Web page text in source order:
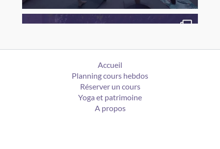
Accueil
Planning cours hebdos
Réserver un cours
Yoga et patrimoine
A propos